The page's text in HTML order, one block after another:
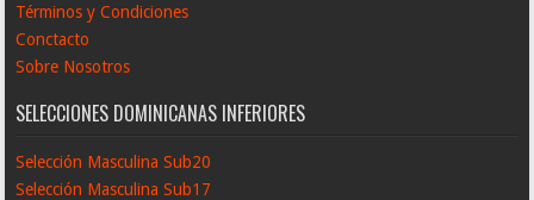
Términos y Condiciones
Conctacto
Sobre Nosotros
SELECCIONES DOMINICANAS INFERIORES
Selección Masculina Sub20
Selección Masculina Sub17